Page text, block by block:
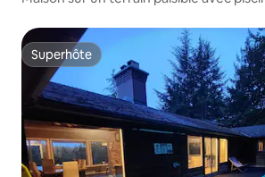
Superhôte
Superhôte